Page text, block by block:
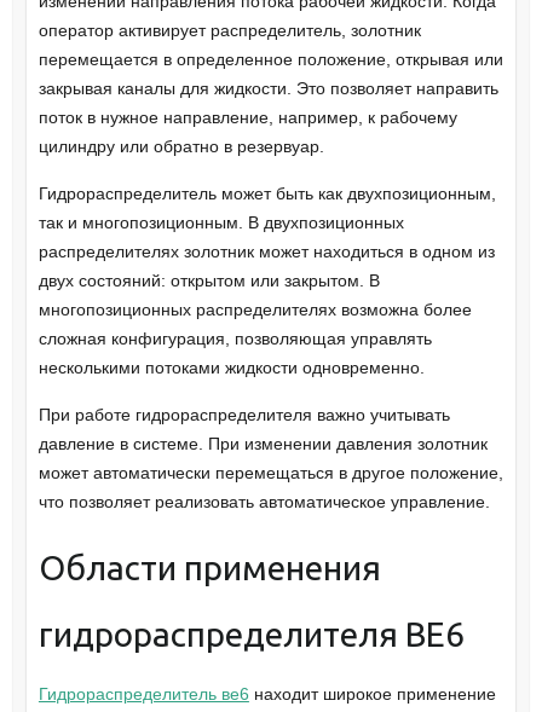
оператор активирует распределитель, золотник
перемещается в определенное положение, открывая или
закрывая каналы для жидкости. Это позволяет направить
поток в нужное направление, например, к рабочему
цилиндру или обратно в резервуар.
Гидрораспределитель может быть как двухпозиционным,
так и многопозиционным. В двухпозиционных
распределителях золотник может находиться в одном из
двух состояний: открытом или закрытом. В
многопозиционных распределителях возможна более
сложная конфигурация, позволяющая управлять
несколькими потоками жидкости одновременно.
При работе гидрораспределителя важно учитывать
давление в системе. При изменении давления золотник
может автоматически перемещаться в другое положение,
что позволяет реализовать автоматическое управление.
Области применения
гидрораспределителя ВЕ6
Гидрораспределитель ве6 находит широкое применение